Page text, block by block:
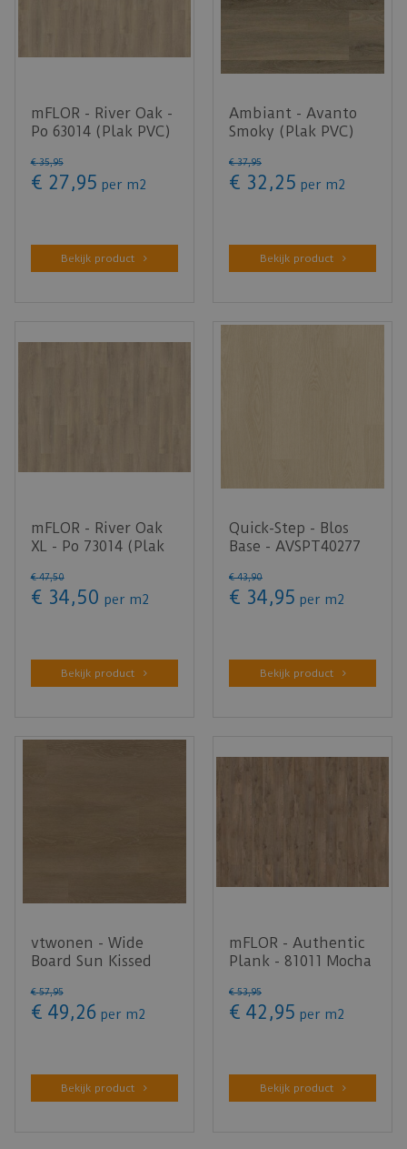
mFLOR - River Oak -
Po 63014 (Plak PVC)
€ 35,95
€ 27,95 per m2
Bekijk product
Ambiant - Avanto
Smoky (Plak PVC)
€ 37,95
€ 32 ,25 per m2
Bekijk product
mFLOR - River Oak
XL - Po 73014 (Plak
€ 47,50
€ 34,50 per m2
Bekijk product
Quick-Step - Blos
Base - AVSPT40277
PVC)
€ 43,90
€ 34,95 per m2
Bekijk product
vtwonen - Wide
Board Sun Kissed
€ 57,95
€ 49,26 per m2
Bekijk product
mFLOR - Authentic
Plank - 81011 Mocha
€ 53,95
€ 42 ,95 per m2
Bekijk product